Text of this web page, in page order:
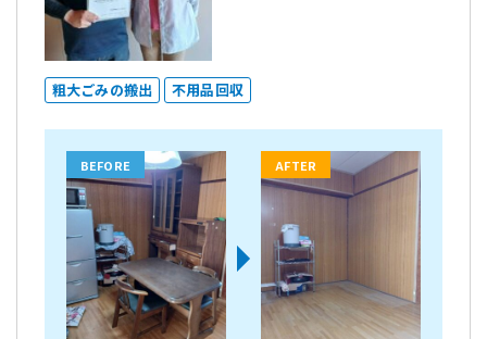
粗大ごみの搬出 不用品回収
BEFORE AFTER